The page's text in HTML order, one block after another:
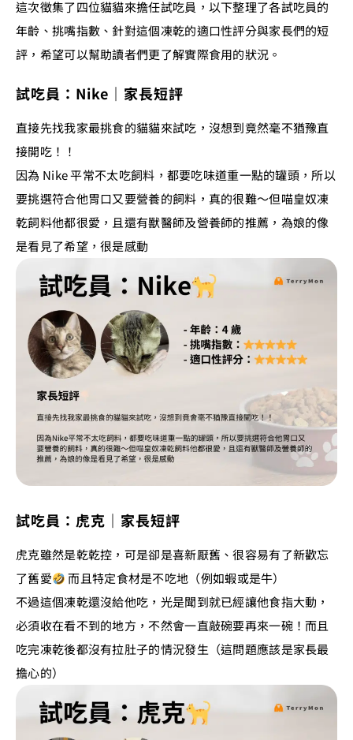
這次徵集了四位貓貓來擔任試吃員，以下整理了各試吃員的
年齡、挑嘴指數、針對這個凍乾的適口性評分與家長們的短
評，希望可以幫助讀者們更了解實際食用的狀況。
試吃員：Nike｜家長短評
直接先找我家最挑食的貓貓來試吃，沒想到竟然毫不猶豫直
接開吃！！
因為 Nike 平常不太吃飼料，都要吃味道重一點的罐頭，所以
要挑選符合他胃口又要營養的飼料，真的很難～但喵皇奴凍
乾飼料他都很愛，且還有獸醫師及營養師的推薦，為娘的像
是看見了希望，很是感動
試吃員：虎克｜家長短評
虎克雖然是乾乾控，可是卻是喜新厭舊、很容易有了新歡忘
了舊愛
而且特定食材是不吃地（例如蝦或是牛）
不過這個凍乾還沒給他吃，光是聞到就已經讓他食指大動，
必須收在看不到的地方，不然會一直敲碗要再來一碗！而且
吃完凍乾後都沒有拉肚子的情況發生（這問題應該是家長最
擔心的）